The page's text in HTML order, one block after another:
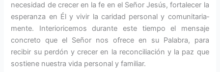
necesidad de crecer en la fe en el Señor Jesús, fortale­cer la
esperanza en Él y vivir la caridad per­sonal y comunitaria­
mente. Interioricemos durante este tiempo el mensaje
concreto que el Señor nos ofrece en su Palabra, para
recibir su perdón y crecer en la reconciliación y la paz que
sostiene nuestra vida personal y familiar.